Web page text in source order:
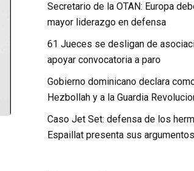
Secretario de la OTAN: Europa
mayor liderazgo en defensa
61 Jueces se desligan de
apoyar convocatoria a paro
Gobierno dominicano declara
Hezbollah y a la Guardia
Caso Jet Set: defensa de los
Espaillat presenta sus